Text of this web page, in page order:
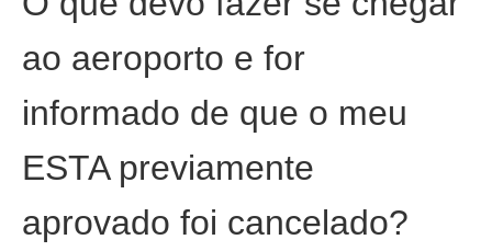
ao aeroporto e for
informado de que o meu
ESTA previamente
aprovado foi cancelado?